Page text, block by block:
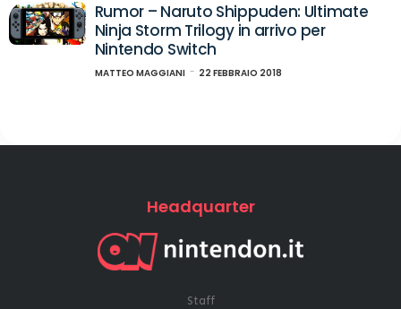
Rumor – Naruto Shippuden: Ultimate
Ninja Storm Trilogy in arrivo per
Nintendo Switch
MATTEO MAGGIANI 22 FEBBRAIO 2018
Headquarter
Staff